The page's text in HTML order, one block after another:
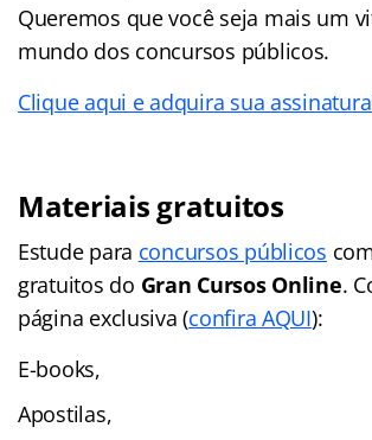
Queremos que você seja mais um
mundo dos concursos públicos.
Clique aqui e adquira sua
Materiais gratuitos
Estude para concursos públicos
gratuitos do Gran Cursos Online.
página exclusiva (confira AQUI):
E-books,
Apostilas,